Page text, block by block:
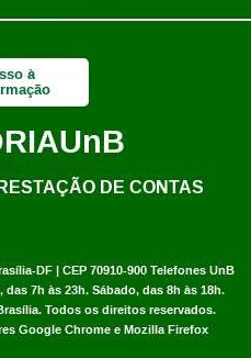
DF | CEP 70910-900 Telefones UnB
7h às 23h. Sábado, das 8h às 18h.
. Todos os direitos reservados.
Google Chrome e Mozilla Firefox
à
UnB
DE CONTAS